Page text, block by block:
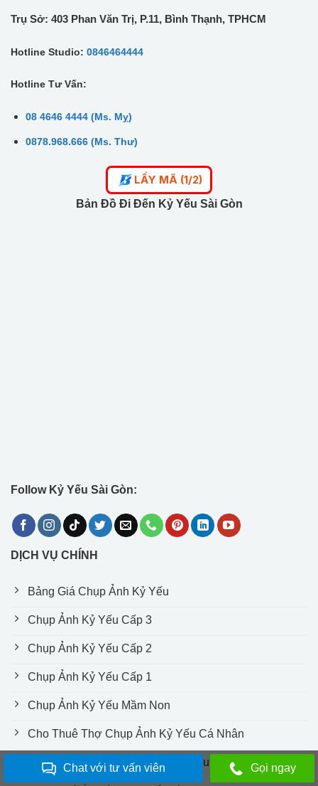
Trụ Sở: 403 Phan Văn Trị, P.11, Bình Thạnh, TPHCM
Hotline Studio: 0846464444
Hotline Tư Vấn:
08 4646 4444 (Ms. Mỵ)
0878.968.666 (Ms. Thư)
LẤY MÃ (1/2)
Bản Đồ Đi Đến Kỷ Yếu Sài Gòn
Follow Kỷ Yếu Sài Gòn:
DỊCH VỤ CHÍNH
Bảng Giá Chụp Ảnh Kỷ Yếu
Chụp Ảnh Kỷ Yếu Cấp 3
Chụp Ảnh Kỷ Yếu Cấp 2
Chụp Ảnh Kỷ Yếu Cấp 1
Chụp Ảnh Kỷ Yếu Mầm Non
Cho Thuê Thợ Chụp Ảnh Kỷ Yếu Cá Nhân
Cho Thuê Trang Phục Chụp Kỷ Yếu
Chat với tư vấn viên Gọi ngay